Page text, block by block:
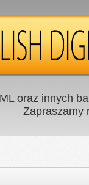
oraz innych
Zapraszamy